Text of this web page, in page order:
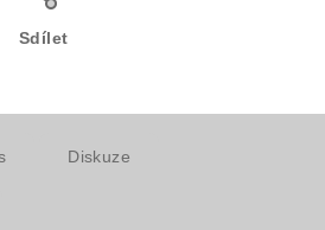
Sdílet
Diskuze